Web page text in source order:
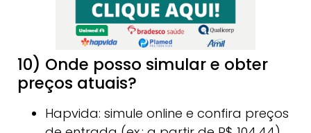
10) Onde posso simular e obter
preços atuais?
Hapvida: simule online e confira preços